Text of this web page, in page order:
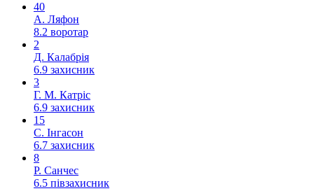
40
А. Ляфон
8.2 воротар
2
Д. Калабрія
6.9 захисник
3
Г. М. Катріс
6.9 захисник
15
С. Інгасон
6.7 захисник
8
Р. Санчес
6.5 півзахисник